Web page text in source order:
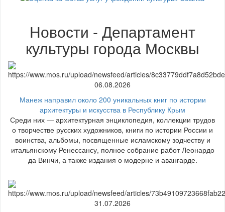
Новости - Департамент
культуры города Москвы
06.08.2026
Манеж направил около 200 уникальных книг по истории
архитектуры и искусства в Республику Крым
Среди них — архитектурная энциклопедия, коллекции трудов
о творчестве русских художников, книги по истории России и
воинства, альбомы, посвященные исламскому зодчеству и
итальянскому Ренессансу, полное собрание работ Леонардо
да Винчи, а также издания о модерне и авангарде.
31.07.2026